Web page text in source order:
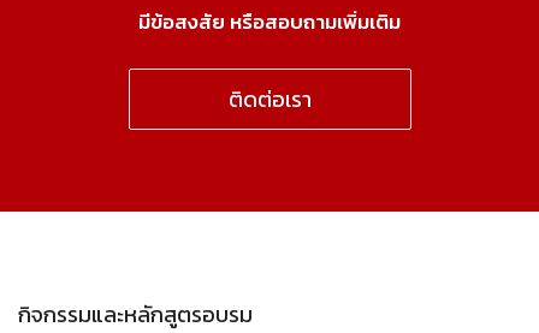
มีข้อสงสัย หรือสอบถามเพิ่มเติม
ติดต่อเรา
กิจกรรมและหลักสูตรอบรม